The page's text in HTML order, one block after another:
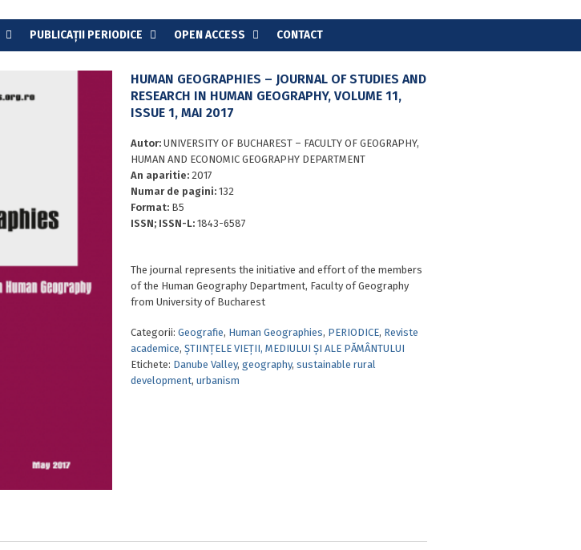
PUBLICAȚII PERIODICE OPEN ACCESS CONTACT
HUMAN GEOGRAPHIES – JOURNAL OF STUDIES AND
RESEARCH IN HUMAN GEOGRAPHY, VOLUME 11,
ISSUE 1, MAI 2017
Autor: UNIVERSITY OF BUCHAREST – FACULTY OF GEOGRAPHY,
HUMAN AND ECONOMIC GEOGRAPHY DEPARTMENT
An aparitie: 2017
Numar de pagini: 132
Format: B5
ISSN; ISSN-L: 1843-6587
The journal represents the initiative and effort of the members
of the Human Geography Department, Faculty of Geography
from University of Bucharest
Categorii: Geografie, Human Geographies, PERIODICE, Reviste
academice, ȘTIINȚELE VIEȚII, MEDIULUI ȘI ALE PĂMÂNTULUI
Etichete: Danube Valley, geography, sustainable rural
development, urbanism